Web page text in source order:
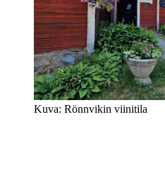
Kuva: Rönnvikin viinitila